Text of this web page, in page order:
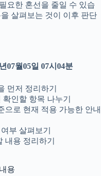
요한 혼선을 줄일 수 있습
살펴보는 것이 이후 판단
07월05일 07시04분
먼저 정리하기
인할 항목 나누기
으로 현재 적용 가능한 안내
부 살펴보기
내용 정리하기
용